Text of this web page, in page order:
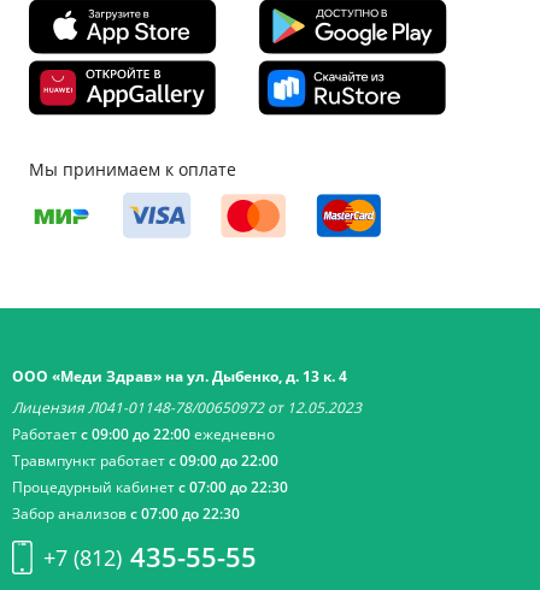
Мы принимаем к оплате
ООО «Меди Здрав» на ул. Дыбенко, д. 13 к. 4
Лицензия Л041-01148-78/00650972 от 12.05.2023
Работаетс 09:00 до 22:00ежедневно
Травмпункт работаетс 09:00 до 22:00
Процедурный кабинетс 07:00 до 22:30
Забор анализовс 07:00 до 22:30
+7 (812) 435-55-55